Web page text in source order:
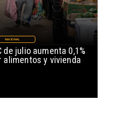
de julio aumenta 0,1%
alimentos y vivienda
NACIONAL